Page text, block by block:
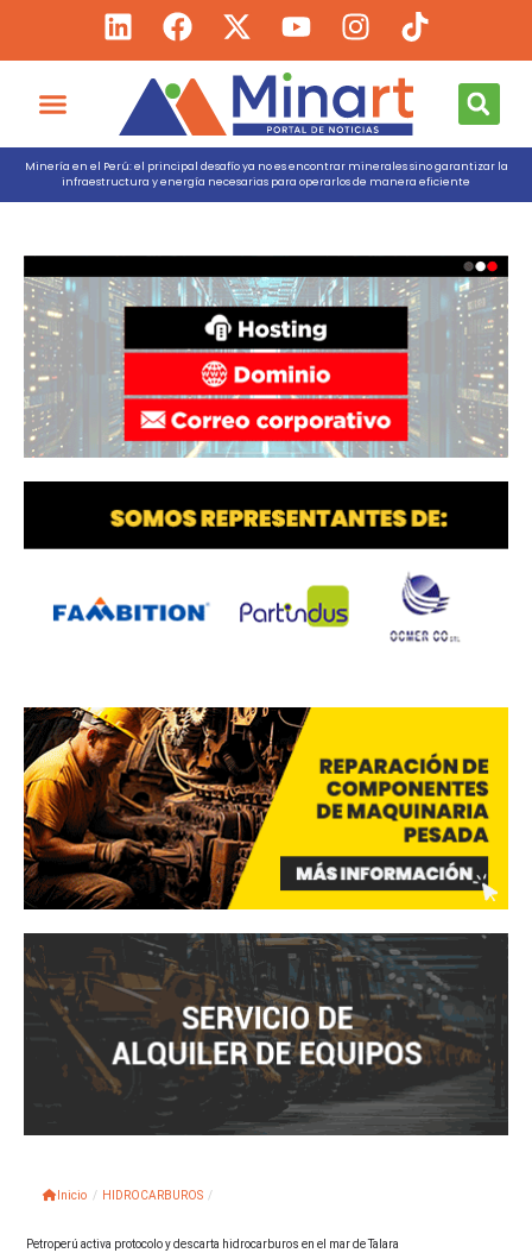
Minería en el Perú: el principal desafío ya no es encontrar minerales sino garantizar la
infraestructura y energía necesarias para operarlos de manera eficiente
Inicio / HIDROCARBUROS /
Petroperú activa protocolo y descarta hidrocarburos en el mar de Talara